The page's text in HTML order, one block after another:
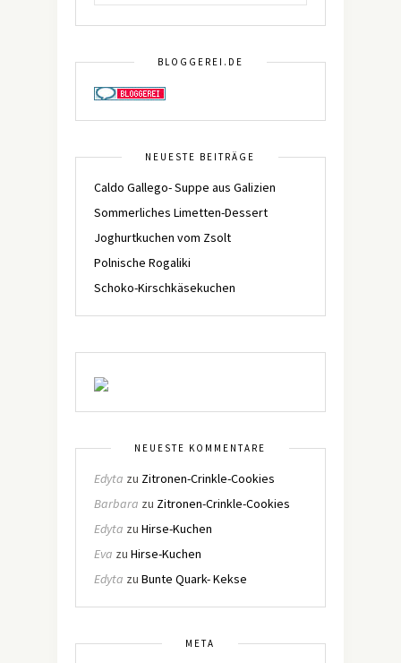
BLOGGEREI.DE
NEUESTE BEITRÄGE
Caldo Gallego- Suppe aus Galizien
Sommerliches Limetten-Dessert
Joghurtkuchen vom Zsolt
Polnische Rogaliki
Schoko-Kirschkäsekuchen
NEUESTE KOMMENTARE
Edyta zu Zitronen-Crinkle-Cookies
Barbara zu Zitronen-Crinkle-Cookies
Edyta zu Hirse-Kuchen
Eva zu Hirse-Kuchen
Edyta zu Bunte Quark- Kekse
META